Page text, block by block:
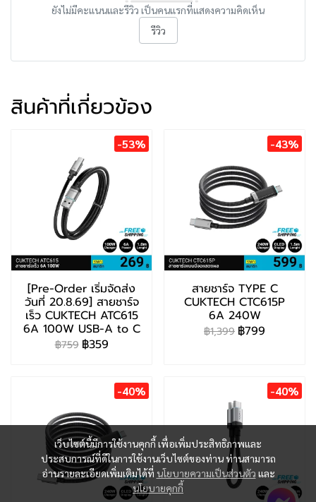
ยังไม่มีคะแนนและรีวิว เป็นคนแรกที่แสดงความคิดเห็น
รีวิว
สินค้าที่เกี่ยวข้อง
-53%
[Pre-Order เริ่มจัดส่ง
วันที่ 20.8.69] สายชาร์จ
เร็ว CUKTECH ATC615
6A 100W USB-A to C
฿759 ฿359
-43%
สายชาร์จ TYPE C
CUKTECH CTC615P
6A 240W
฿1,399 ฿799
-40% -40%
เว็บไซต์นี้มีการใช้งานคุกกี้ เพื่อเพิ่มประสิทธิภาพและ
ประสบการณ์ที่ดีในการใช้งานเว็บไซต์ของท่าน ท่านสามารถ
อ่านรายละเอียดเพิ่มเติมได้ที่ นโยบายความเป็นส่วนตัว และ
นโยบายคุกกี้